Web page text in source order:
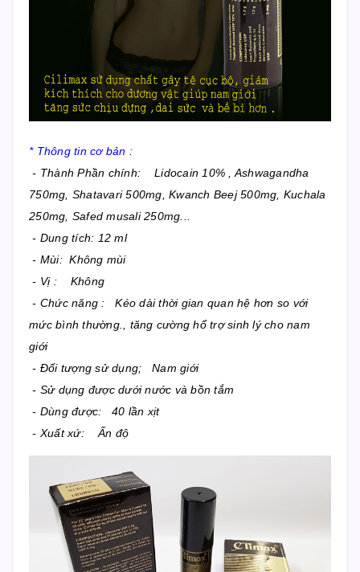
* Thông tin cơ bản :
- Thành Phần chính: Lidocain 10% , Ashwagandha
750mg, Shatavari 500mg, Kwanch Beej 500mg, Kuchala
250mg, Safed musali 250mg...
- Dung tích: 12 ml
- Mùi: Không mùi
- Vị : Không
- Chức năng : Kéo dài thời gian quan hệ hơn so với
mức bình thường., tăng cường hổ trợ sinh lý cho nam
giới
- Đối tượng sử dụng; Nam giới
- Sử dụng được dưới nước và bồn tắm
- Dùng được: 40 lần xịt
- Xuất xứ: Ấn độ